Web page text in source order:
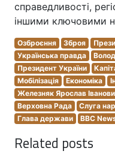
справедливості,
іншими ключовими
Озброєння Зброя
Українська правда
Президент України
Мобілізація
Економіка
Железняк Ярослав
Верховна Рада
Слуга
Глава держави
BBC
Related posts